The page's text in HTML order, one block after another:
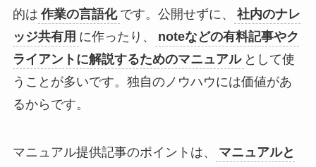
的は 作業の言語化 です。公開せずに、
社内のナレ
ッジ共有用 に作ったり、
noteなどの有料記事やク
ライアントに解説するためのマニュアル として使
うことが多いです。独自のノウハウには価値があ
るからです。
マニュアル提供記事のポイントは、
マニュアルと